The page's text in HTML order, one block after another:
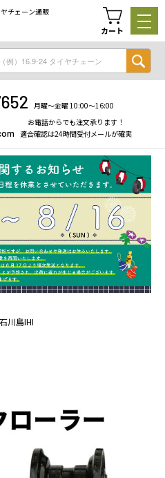
チェーン通販
カート
月曜〜金曜 10:00〜16:00
お電話からでも注文承ります！
適合確認は24時間受付メールが確実
石川島IHI